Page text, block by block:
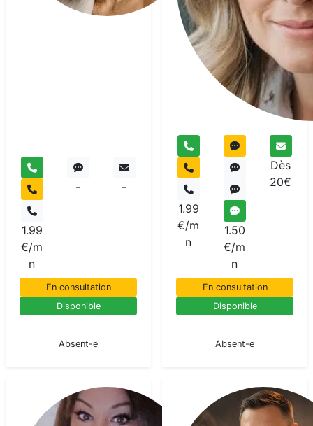
1.99
€/m
n
- -
En consultation
Disponible
Absent-e
1.99
€/m
n
1.50
€/m
n
Dès
20€
En consultation
Disponible
Absent-e